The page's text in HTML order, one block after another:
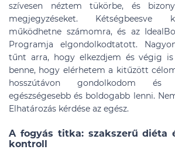
szívesen néztem tükörbe, és
megjegyzéseket. Kétségbeesve
működhetne számomra, és az
Programja elgondolkodtatott.
tűnt arra, hogy elkezdjem és végig
benne, hogy elérhetem a kitűzött
hosszútávon gondolkodom és
egészségesebb és boldogabb lenni.
Elhatározás kérdése az egész.
A fogyás titka: szakszerű diéta
kontroll